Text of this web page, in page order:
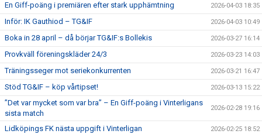
En Giff-poäng i premiären efter stark upphämtning 2026-04-03 18:35
Inför: IK Gauthiod – TG&IF 2026-04-03 10:49
Boka in 28 april – då börjar TG&IF:s Bollekis 2026-03-27 16:14
Provkväll föreningskläder 24/3 2026-03-23 14:03
Träningsseger mot seriekonkurrenten 2026-03-21 16:47
Stöd TG&IF – köp vårtipset! 2026-03-13 15:22
”Det var mycket som var bra” – En Giff-poäng i Vinterligans
sista match
2026-02-28 19:16
Lidköpings FK nästa uppgift i Vinterligan 2026-02-25 18:52